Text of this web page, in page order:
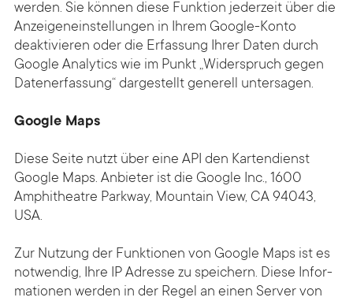
werden. Sie können diese Funktion jederzeit über die
Anzeigeneinstellungen in Ihrem Google-Konto
deaktivieren oder die Erfassung Ihrer Daten durch
Google Analytics wie im Punkt „Widerspruch gegen
Datenerfassung“ dargestellt generell untersagen.
Google Maps
Diese Seite nutzt über eine API den Karten­dienst
Google Maps. Anbieter ist die Google Inc., 1600
Amphitheatre Parkway, Mountain View, CA 94043,
USA.
Zur Nutzung der Funktionen von Google Maps ist es
not­wendig, Ihre IP Adresse zu speichern. Diese Infor­
mationen werden in der Regel an einen Server von